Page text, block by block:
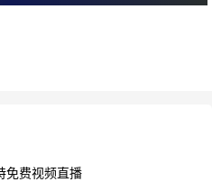
2 : 2
免费视频直播